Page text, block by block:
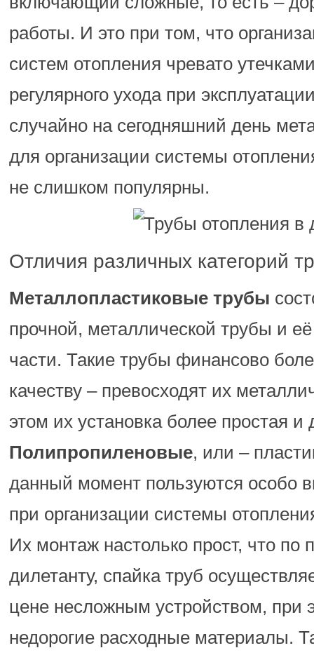
работы. И это при том, что
систем отопления чревато
регулярного ухода при
случайно на сегодняшний день
для организации системы
не слишком популярны.
Отличия различных категорий
Металлопластиковые трубы
прочной, металлической трубы и
части. Такие трубы финансово
качеству – превосходят их
этом их установка более простая
Полипропиленовые, или –
данный момент пользуются особо
при организации системы
Их монтаж настолько прост, что по
дилетанту, спайка труб
цене несложным устройством, при
недорогие расходные материалы.